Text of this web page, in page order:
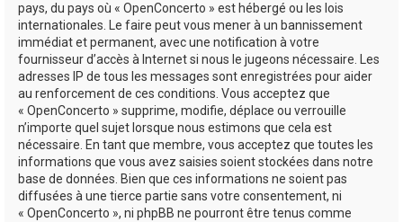
pays, du pays où « OpenConcerto » est hébergé ou les lois
internationales. Le faire peut vous mener à un bannissement
immédiat et permanent, avec une notification à votre
fournisseur d’accès à Internet si nous le jugeons nécessaire. Les
adresses IP de tous les messages sont enregistrées pour aider
au renforcement de ces conditions. Vous acceptez que
« OpenConcerto » supprime, modifie, déplace ou verrouille
n’importe quel sujet lorsque nous estimons que cela est
nécessaire. En tant que membre, vous acceptez que toutes les
informations que vous avez saisies soient stockées dans notre
base de données. Bien que ces informations ne soient pas
diffusées à une tierce partie sans votre consentement, ni
« OpenConcerto », ni phpBB ne pourront être tenus comme